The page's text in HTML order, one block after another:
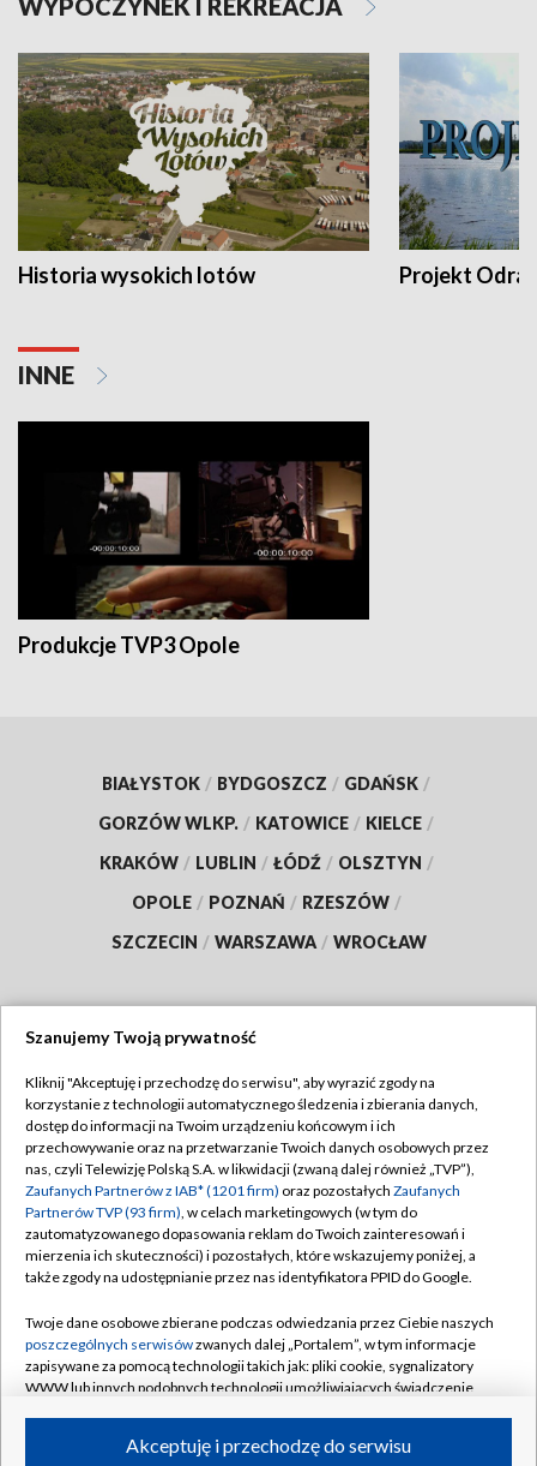
Historia wysokich lotów Projekt Odra
INNE
Produkcje TVP3 Opole
BIAŁYSTOK / BYDGOSZCZ / GDAŃSK /
GORZÓW WLKP. / KATOWICE / KIELCE /
KRAKÓW / LUBLIN / ŁÓDŹ / OLSZTYN /
OPOLE / POZNAŃ / RZESZÓW /
SZCZECIN / WARSZAWA / WROCŁAW
TVP
Abonament TVP
Emisja w TVP
Centrum informacji TVP
Naziemna Telewizja Cyfrowa
Rada Programowa
System NOS
Informacje o nadawcy
Program dla prasy
Regulamin TVP
Polityka prywatności
Moje zgody
Pomoc
Kontakt
Kanały
Szanujemy Twoją prywatność
Kliknij "Akceptuję i przechodzę do serwisu", aby wyrazić zgody na
korzystanie z technologii automatycznego śledzenia i zbierania danych,
dostęp do informacji na Twoim urządzeniu końcowym i ich
przechowywanie oraz na przetwarzanie Twoich danych osobowych przez
nas, czyli Telewizję Polską S.A. w likwidacji (zwaną dalej również „TVP”),
Zaufanych Partnerów z IAB* (1201 firm) oraz pozostałych Zaufanych
Partnerów TVP (93 firm), w celach marketingowych (w tym do
zautomatyzowanego dopasowania reklam do Twoich zainteresowań i
mierzenia ich skuteczności) i pozostałych, które wskazujemy poniżej, a
także zgody na udostępnianie przez nas identyfikatora PPID do Google.
Twoje dane osobowe zbierane podczas odwiedzania przez Ciebie naszych
poszczególnych serwisówzwanych dalej „Portalem”, w tym informacje
zapisywane za pomocą technologii takich jak: pliki cookie, sygnalizatory
WWW lub innych podobnych technologii umożliwiających świadczenie
ruchu w Internecie.Akceptuję i przechodzę do serwisu